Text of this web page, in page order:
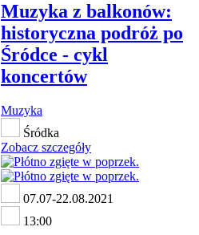
Muzyka z balkonów:
historyczna podróż po
Śródce - cykl
koncertów
Muzyka
Śródka
Zobacz szczegóły
07.07-22.08.2021
13:00